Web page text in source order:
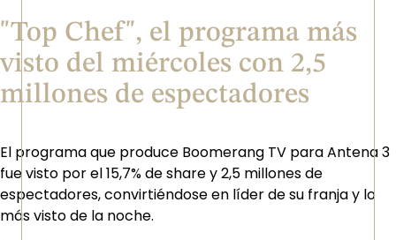
"Top Chef", el programa más
visto del miércoles con 2,5
millones de espectadores
El programa que produce Boomerang TV para Antena 3
fue visto por el 15,7% de share y 2,5 millones de
espectadores, convirtiéndose en líder de su franja y lo
más visto de la noche.